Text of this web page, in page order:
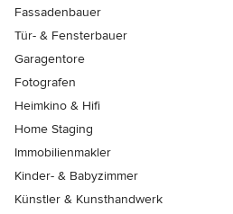
Fassadenbauer
Tür- & Fensterbauer
Garagentore
Fotografen
Heimkino & Hifi
Home Staging
Immobilienmakler
Kinder- & Babyzimmer
Künstler & Kunsthandwerk